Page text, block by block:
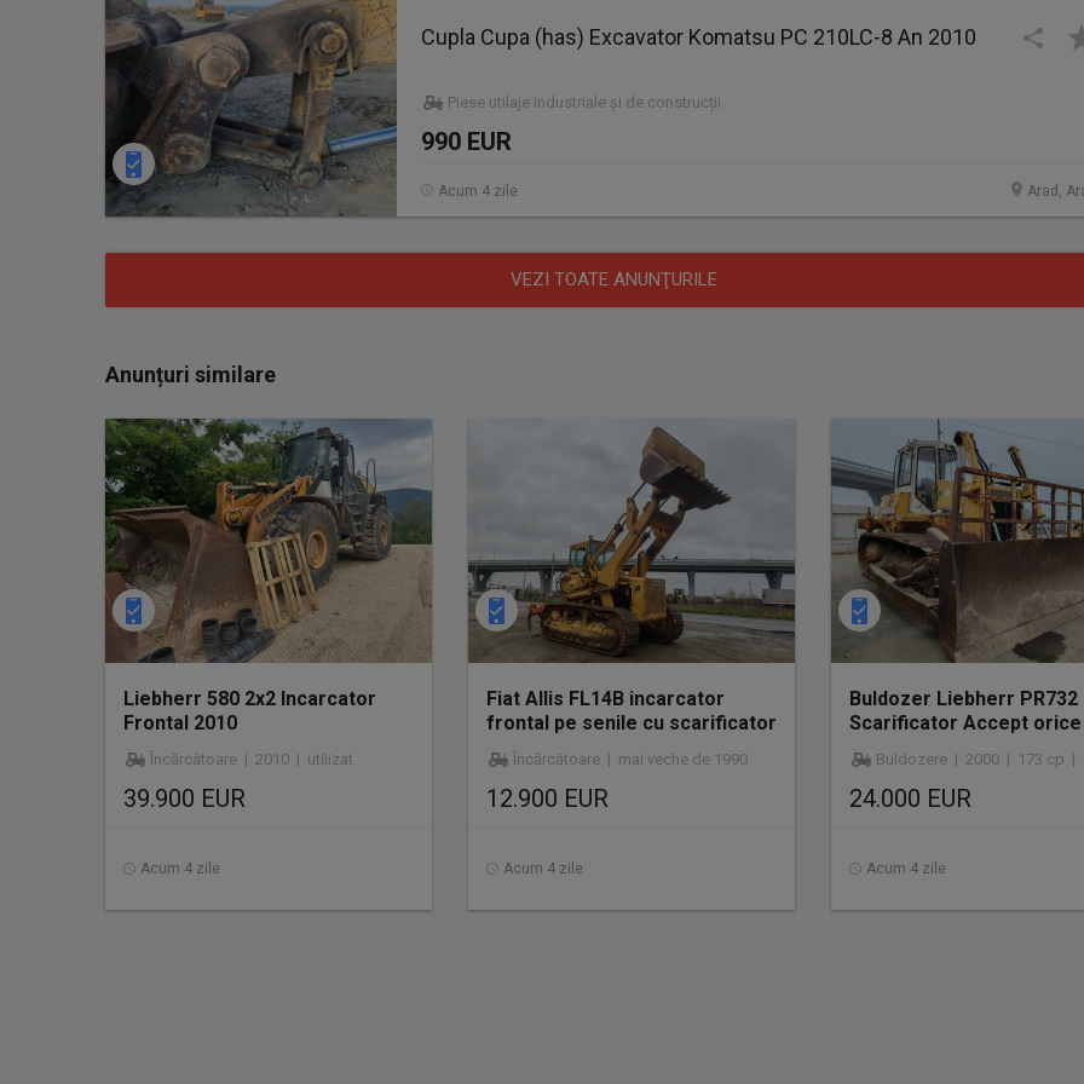
Cupla Cupa (has) Excavator Komatsu PC 210LC-8 An 2010
Piese utilaje industriale și de construcții
990 EUR
Arad,
Acum 4 zile
VEZI TOATE ANUNŢURILE
Anunțuri similare
Liebherr 580 2x2 Incarcator
Frontal 2010
Încărcătoare | 2010 | utilizat
39.900 EUR
Acum 4 zile
Fiat Allis FL14B incarcator
frontal pe senile cu scarificator
Încărcătoare | mai veche de 1990
12.900 EUR
Acum 4 zile
Buldozer Liebherr PR732
Scarificator Accept
Buldozere | 2000 | 173 cp |
24.000 EUR
Acum 4 zile